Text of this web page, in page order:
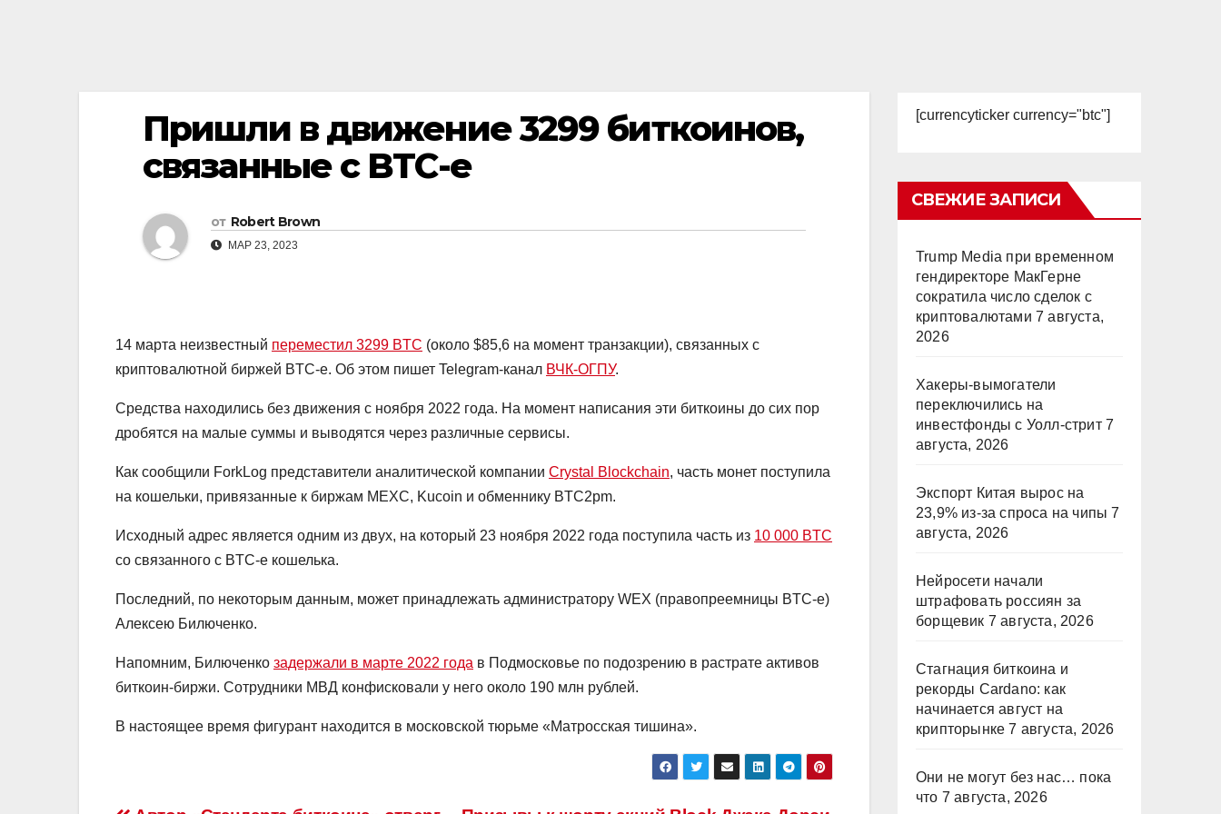
Пришли в движение 3299 биткоинов,
связанные с BTC-e
от Robert Brown
МАР 23, 2023
14 марта неизвестный переместил 3299 BTC (около $85,6 на момент транзакции), связанных с
криптовалютной биржей BTC-e. Об этом пишет Telegram-канал ВЧК-ОГПУ.
Средства находились без движения с ноября 2022 года. На момент написания эти биткоины до сих пор
дробятся на малые суммы и выводятся через различные сервисы.
Как сообщили ForkLog представители аналитической компании Crystal Blockchain, часть монет поступила
на кошельки, привязанные к биржам MEXC, Kucoin и обменнику BTC2pm.
Исходный адрес является одним из двух, на который 23 ноября 2022 года поступила часть из 10 000 BTC
со связанного с BTC-e кошелька.
Последний, по некоторым данным, может принадлежать администратору WEX (правопреемницы BTC-e)
Алексею Билюченко.
Напомним, Билюченко задержали в марте 2022 года в Подмосковье по подозрению в растрате активов
биткоин-биржи. Сотрудники МВД конфисковали у него около 190 млн рублей.
В настоящее время фигурант находится в московской тюрьме «Матросская тишина».
[currencyticker currency="btc"]
СВЕЖИЕ ЗАПИСИ
Trump Media при временном
гендиректоре МакГерне
сократила число сделок с
криптовалютами 7 августа,
2026
Хакеры-вымогатели
переключились на
инвестфонды с Уолл-стрит 7
августа, 2026
Экспорт Китая вырос на
23,9% из-за спроса на чипы 7
августа, 2026
Нейросети начали
штрафовать россиян за
борщевик 7 августа, 2026
Стагнация биткоина и
рекорды Cardano: как
начинается август на
крипторынке 7 августа, 2026
Они не могут без нас… пока
что 7 августа, 2026